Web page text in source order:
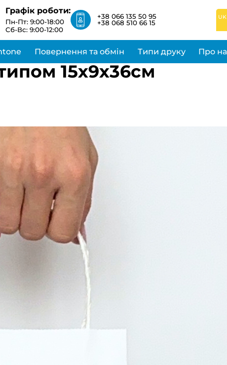
Графік роботи:
Пн-Пт: 9:00-18:00
Сб-Вс: 9:00-12:00
+38 066 135 50 95
+38 068 510 66 15
UK
Повернення та обмін Типи друку Про
15х9х36см